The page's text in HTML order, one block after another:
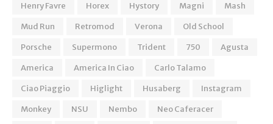
Henry Favre
Horex Hystory Magni
Mash
Mud Run
Retromod Verona
Old School
Porsche
Supermono Trident 750
Agusta
America
America In Ciao
Carlo Talamo
Ciao Piaggio
Higlight Husaberg
Instagram
Monkey
NSU Nembo
Neo Caferacer